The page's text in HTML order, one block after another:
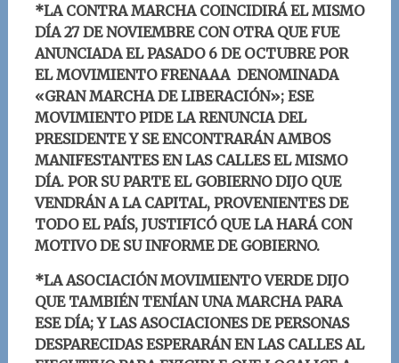
*LA CONTRA MARCHA COINCIDIRÁ EL MISMO
DÍA 27 DE NOVIEMBRE CON OTRA QUE FUE
ANUNCIADA EL PASADO 6 DE OCTUBRE POR
EL MOVIMIENTO FRENAAA DENOMINADA
«GRAN MARCHA DE LIBERACIÓN»; ESE
MOVIMIENTO PIDE LA RENUNCIA DEL
PRESIDENTE Y SE ENCONTRARÁN AMBOS
MANIFESTANTES EN LAS CALLES EL MISMO
DÍA. POR SU PARTE EL GOBIERNO DIJO QUE
VENDRÁN A LA CAPITAL, PROVENIENTES DE
TODO EL PAÍS, JUSTIFICÓ QUE LA HARÁ CON
MOTIVO DE SU INFORME DE GOBIERNO.
*LA ASOCIACIÓN MOVIMIENTO VERDE DIJO
QUE TAMBIÉN TENÍAN UNA MARCHA PARA
ESE DÍA; Y LAS ASOCIACIONES DE PERSONAS
DESPARECIDAS ESPERARÁN EN LAS CALLES AL